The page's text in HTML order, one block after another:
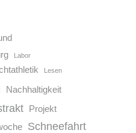
Labor
Lesen
Nachhaltigkeit
Projekt
Schneefahrt